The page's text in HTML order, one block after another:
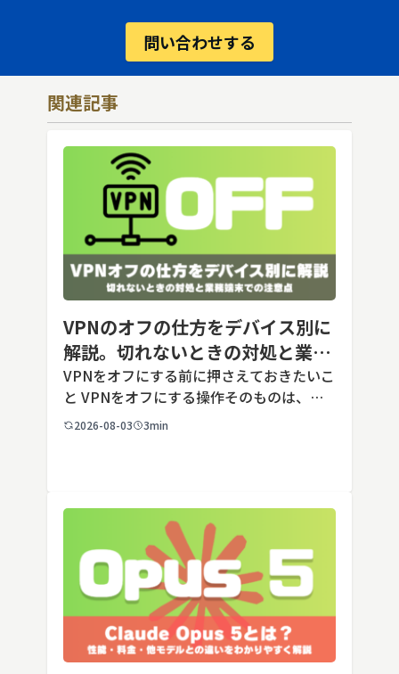
問い合わせする
関連記事
VPNのオフの仕方をデバイス別に
解説。切れないときの対処と業務
端末での注意点
VPNをオフにする前に押さえておきたいこ
と VPNをオフにする操作そのものは、ど
の端末でも数タップから数クリックで完了
2026-08-03 3min